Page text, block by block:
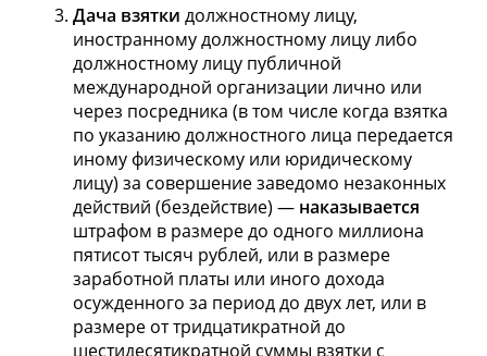
Дача взятки должностному лицу,
иностранному должностному лицу либо
должностному лицу публичной
международной организации лично или
через посредника (в том числе когда взятка
по указанию должностного лица передается
иному физическому или юридическому
лицу) за совершение заведомо незаконных
действий (бездействие) — наказывается
штрафом в размере до одного миллиона
пятисот тысяч рублей, или в размере
заработной платы или иного дохода
осужденного за период до двух лет, или в
размере от тридцатикратной до
шестидесятикратной суммы взятки с